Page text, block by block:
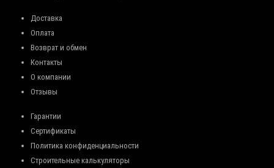
Доставка
Оплата
Возврат и обмен
Контакты
О компании
Отзывы
Гарантии
Сертификаты
Политика конфиденциальности
Строительные калькуляторы